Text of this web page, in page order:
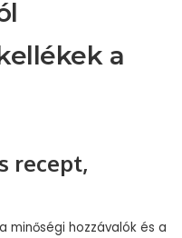
a
recept,
minőségi hozzávalók és a